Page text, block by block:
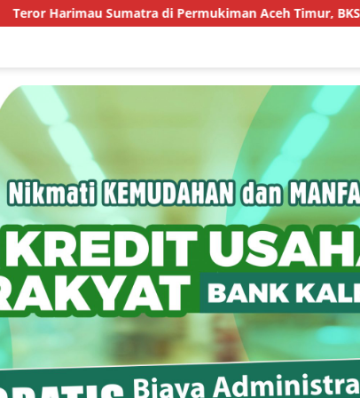
Sumatra di Permukiman Aceh Timur, BKSDA